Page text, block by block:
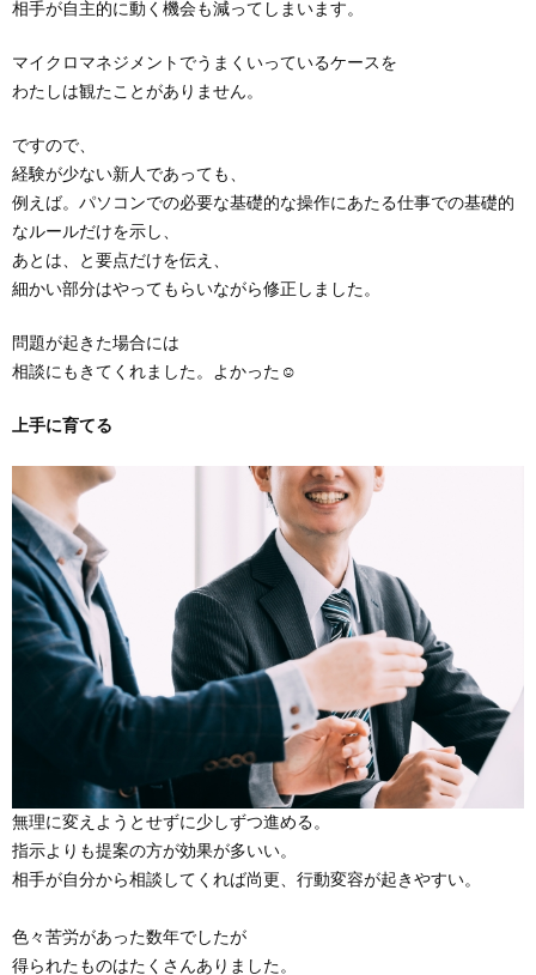
相手が自主的に動く機会も減ってしまいます。
マイクロマネジメントでうまくいっているケースを
わたしは観たことがありません。
ですので、
経験が少ない新人であっても、
例えば。パソコンでの必要な基礎的な操作にあたる仕事での基礎的
なルールだけを示し、
あとは、と要点だけを伝え、
細かい部分はやってもらいながら修正しました。
問題が起きた場合には
相談にもきてくれました。よかった☺️
上手に育てる
無理に変えようとせずに少しずつ進める。
指示よりも提案の方が効果が多いい。
相手が自分から相談してくれば尚更、行動変容が起きやすい。
色々苦労があった数年でしたが
得られたものはたくさんありました。